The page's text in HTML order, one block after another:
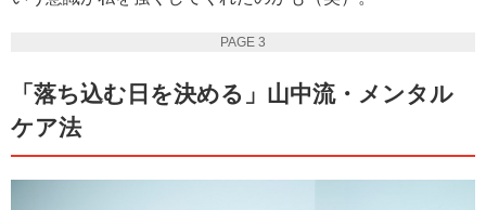
PAGE 3
「落ち込む日を決める」山中流・メンタル
ケア法